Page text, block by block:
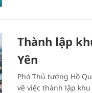
Thành lập
Yên
Phó Thủ tướng Hồ
về việc thành lập